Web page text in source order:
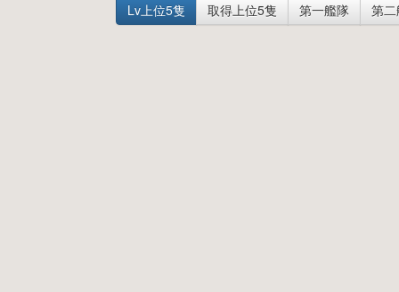
Lv上位5隻 取得上位5隻 第一艦隊 第